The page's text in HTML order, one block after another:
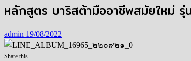
หลักสูตร บาริสต้ามืออาชีพสมัยใหม่
admin 19/08/2022
Share this...